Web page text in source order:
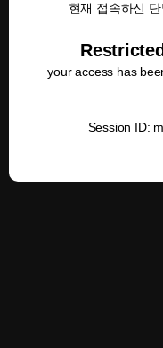
현재 접속하신
your access has
Session ID: